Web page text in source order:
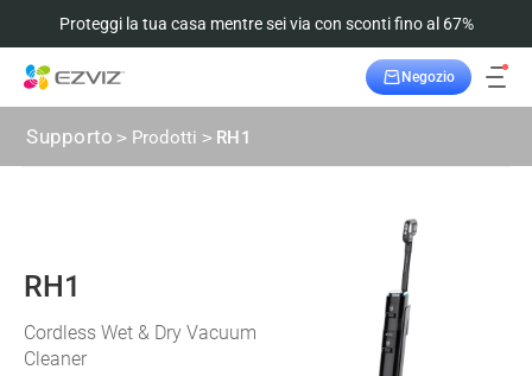
Proteggi la tua casa mentre sei via con sconti fino al 67%
Negozio
Supporto > Prodotti > RH1
RH1
Cordless Wet & Dry Vacuum
Cleaner